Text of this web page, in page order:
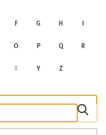
F G H I
O P Q R
X Y Z